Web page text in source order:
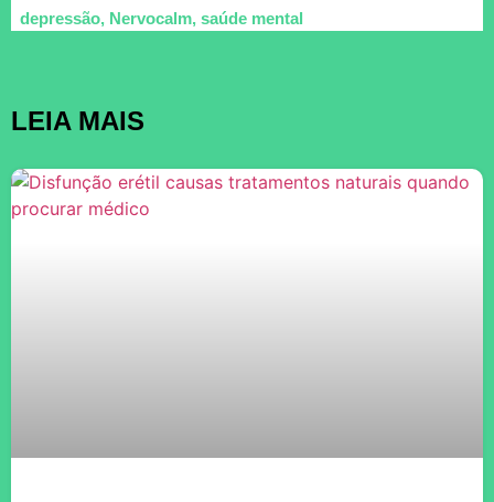
depressão, Nervocalm, saúde mental
LEIA MAIS